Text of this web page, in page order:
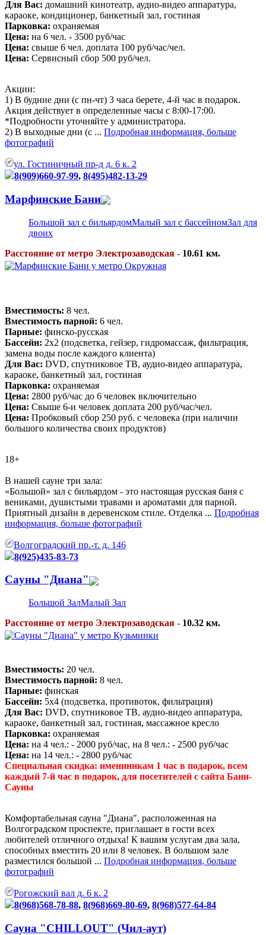
Для Вас: домашний кинотеатр, аудио-видео аппаратура,
караоке, кондиционер, банкетный зал, гостиная
Парковка: охраняемая
Цена: на 6 чел. - 3500 руб/час
Цена: свыше 6 чел. доплата 100 руб/час/чел.
Цена: Сервисный сбор 500 руб/чел.
Акции:
1) В будние дни (с пн-чт) 3 часа берете, 4-й час в подарок.
Акция действует в определенные часы с 8:00-17:00.
*Подробности уточняйте у администратора.
2) В выходные дни (с ... Подробная информация, больше
фотографий
ул. Гостиничный пр-д д. 6 к. 2
8(909)660-97-99, 8(495)482-13-29
Марфинские Бани
Большой зал с бильярдомМалый зал с бассейномЗал для
двоих
Расстояние от метро Электрозаводская - 10.61 км.
Вместимость: 8 чел.
Вместимость парной: 6 чел.
Парные: финско-русская
Бассейн: 2x2 (подсветка, гейзер, гидромассаж, фильтрация,
замена воды после каждого клиента)
Для Вас: DVD, спутниковое ТВ, аудио-видео аппаратура,
караоке, банкетный зал, гостиная
Парковка: охраняемая
Цена: 2800 руб/час до 6 человек включительно
Цена: Свыше 6-и человек доплата 200 руб/час/чел.
Цена: Пробковый сбор 250 руб. с человека (при наличии
большого количества своих продуктов)
18+
В нашей сауне три зала:
«Большой» зал с бильярдом - это настоящая русская баня с
вениками, душистыми травами и ароматами для парной.
Приятный дизайн в деревенском стиле. Отделка ... Подробная
информация, больше фотографий
Волгоградский пр.-т. д. 146
8(925)435-83-73
Caуны "Диана"
Большой ЗалМалый Зал
Расстояние от метро Электрозаводская - 10.32 км.
Вместимость: 20 чел.
Вместимость парной: 8 чел.
Парные: финская
Бассейн: 5х4 (подсветка, противоток, фильтрация)
Для Вас: DVD, спутниковое ТВ, аудио-видео аппаратура,
караоке, банкетный зал, гостиная, массажное кресло
Парковка: охраняемая
Цена: на 4 чел.: - 2000 руб/час, на 8 чел.: - 2500 руб/час
Цена: на 14 чел.: - 2800 руб/час
Специальная скидка: имениннкам 1 час в подарок, всем
каждый 7-й час в подарок, для посетителей с сайта Бани-
Сауны
Комфортабельная сауна "Диана", расположенная на
Волгоградском проспекте, приглашает в гости всех
любителей отличного отдыха! К вашим услугам два зала,
способных вместить 20 или 8 человек. В большом зале
разместился большой ... Подробная информация, больше
фотографий
Рогожский вал д. 6 к. 2
8(968)568-78-88, 8(968)669-80-69, 8(968)577-64-84
Сауна "CHILLOUT" (Чил-аут)